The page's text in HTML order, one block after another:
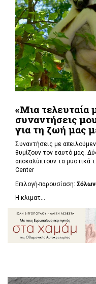
«Μια τελευταία
συναντήσεις
για τη ζωή μας
Συναντήσεις με
θυμίζουν τον εαυτό μας.
αποκαλύπτουν τα μυστικά
Center
Επιλογή-παρουσίαση:
Η κλιματ...